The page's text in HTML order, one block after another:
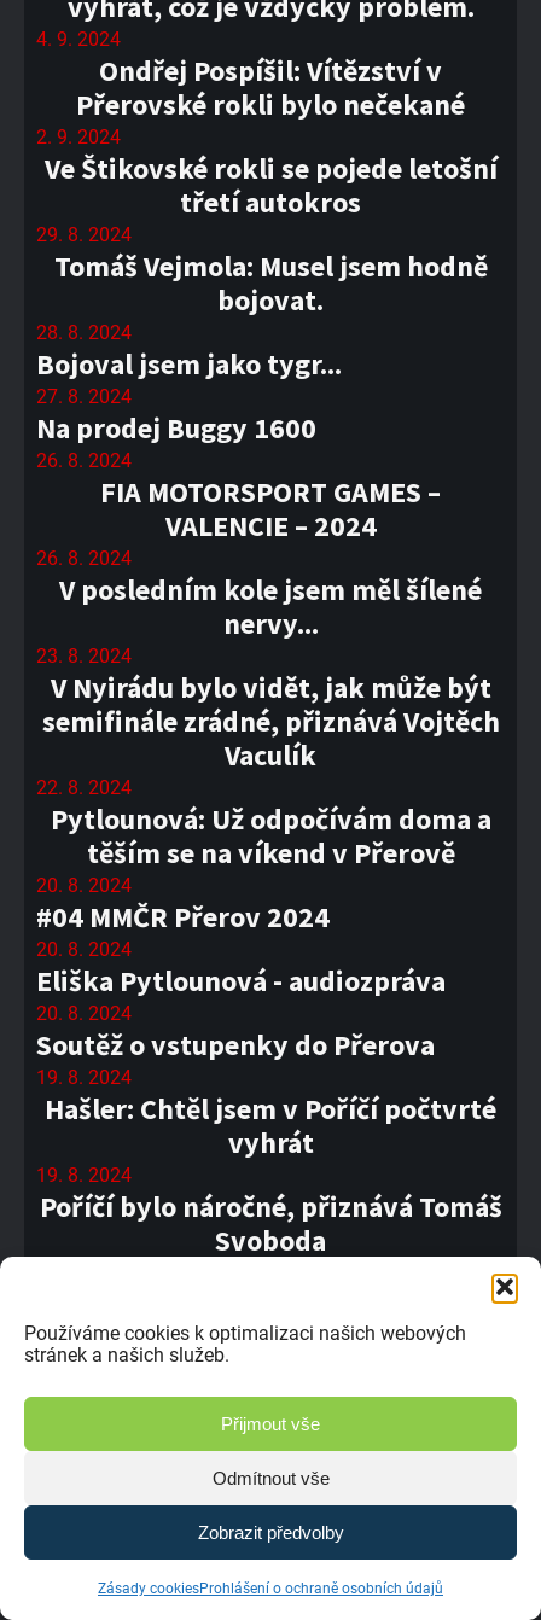
Používáme cookies k optimalizaci našich webových
stránek a našich služeb.
Přijmout vše
Odmítnout vše
Zobrazit předvolby
Zásady cookiesProhlášení o ochraně osobních údajů
4. 9. 2024
Ondřej Pospíšil: Vítězství v
Přerovské rokli bylo nečekané
2. 9. 2024
Ve Štikovské rokli se pojede letošní
třetí autokros
29. 8. 2024
Tomáš Vejmola: Musel jsem hodně
bojovat.
28. 8. 2024
Bojoval jsem jako tygr...
27. 8. 2024
Na prodej Buggy 1600
26. 8. 2024
FIA MOTORSPORT GAMES –
VALENCIE – 2024
26. 8. 2024
V posledním kole jsem měl šílené
nervy...
23. 8. 2024
V Nyirádu bylo vidět, jak může být
semifinále zrádné, přiznává Vojtěch
Vaculík
22. 8. 2024
Pytlounová: Už odpočívám doma a
těším se na víkend v Přerově
20. 8. 2024
#04 MMČR Přerov 2024
20. 8. 2024
Eliška Pytlounová - audiozpráva
20. 8. 2024
Soutěž o vstupenky do Přerova
19. 8. 2024
Hašler: Chtěl jsem v Poříčí počtvrté
vyhrát
19. 8. 2024
Poříčí bylo náročné, přiznává Tomáš
Svoboda
17. 8. 2024
Jsem rád, že jsem to v Poříčí dotáhl
na třetí místo, říká Libor Paul
Kopena: Měl jsem tak zaházené
brýle, že jsem nevěděl, že jsem na
bedně
15. 8. 2024
Soutěžte s časopisem Rally